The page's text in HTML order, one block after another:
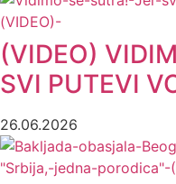
(VIDEO)
SVI PUTEVI
26.06.2026